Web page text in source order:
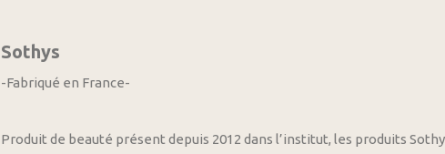
Sothys
-Fabriqué en France-
Produit de beauté présent depuis 2012 dans l’institut, les produits